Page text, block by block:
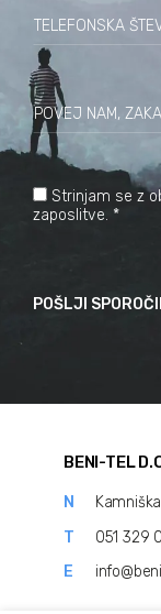
Strinjam se z
zaposlitve. *
POŠLJI
BENI-TEL
N
T
051 329
E